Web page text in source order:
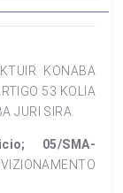
KONABA
53 KOLIA
JURI SIRA.
05/SMA-